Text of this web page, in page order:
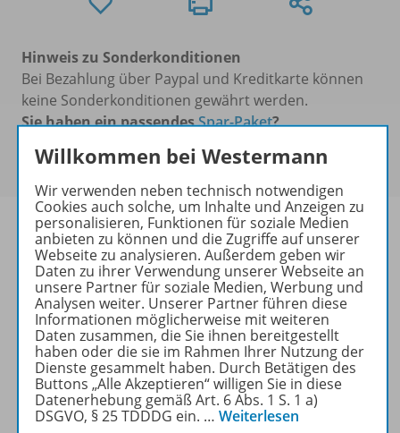
Hinweis zu Sonderkonditionen
Bei Bezahlung über Paypal und Kreditkarte können
keine Sonderkonditionen gewährt werden.
Sie haben ein passendesSpar-Paket?
sich bitte an.
Informationen
Weitere Inhalte der Ausgabe
Ergänzende Materialien
Willkommen bei Westermann
Wir verwenden neben technisch notwendigen
Cookies auch solche, um Inhalte und Anzeigen zu
personalisieren, Funktionen für soziale Medien
anbieten zu können und die Zugriffe auf unserer
Webseite zu analysieren. Außerdem geben wir
Daten zu ihrer Verwendung unserer Webseite an
unsere Partner für soziale Medien, Werbung und
Analysen weiter. Unserer Partner führen diese
Informationen möglicherweise mit weiteren
Daten zusammen, die Sie ihnen bereitgestellt
haben oder die sie im Rahmen Ihrer Nutzung der
Dienste gesammelt haben. Durch Betätigen des
Buttons „Alle Akzeptieren“ willigen Sie in diese
Datenerhebung gemäß Art. 6 Abs. 1 S. 1 a)
DSGVO, § 25 TDDDG ein. … Weiterlesen